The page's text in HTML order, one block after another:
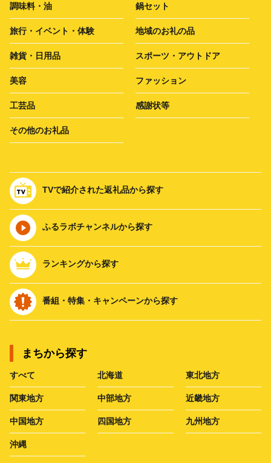
調味料・油 鍋セット
旅行・イベント・体験 地域のお礼の品
雑貨・日用品 スポーツ・アウトドア
美容 ファッション
工芸品 感謝状等
その他のお礼品
TVで紹介された返礼品から探す
ふるラボチャンネルから探す
ランキングから探す
番組・特集・キャンペーンから探す
まちから探す
すべて 北海道 東北地方
関東地方 中部地方 近畿地方
中国地方 四国地方 九州地方
沖縄